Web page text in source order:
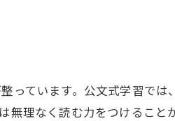
ています。公文式学習で
理なく読む力をつけるこ